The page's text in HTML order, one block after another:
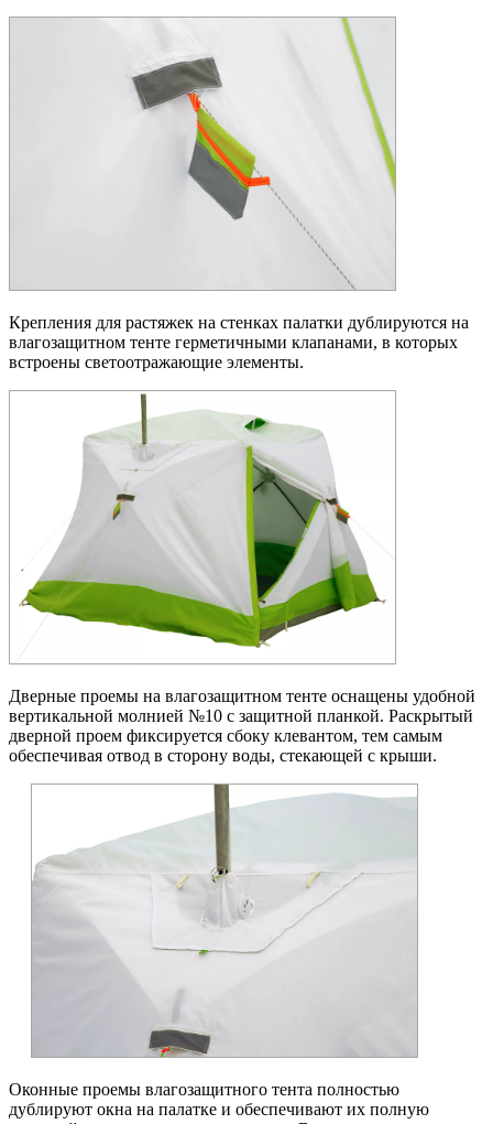
Крепления для растяжек на стенках палатки дублируются на
влагозащитном тенте герметичными клапанами, в которых
встроены светоотражающие элементы.
Дверные проемы на влагозащитном тенте оснащены удобной
вертикальной молнией №10 с защитной планкой. Раскрытый
дверной проем фиксируется сбоку клевантом, тем самым
обеспечивая отвод в сторону воды, стекающей с крыши.
Оконные проемы влагозащитного тента полностью
дублируют окна на палатке и обеспечивают их полную